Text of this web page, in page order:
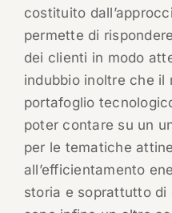
costituito
permette di
dei clienti in modo
indubbio inoltre che il
portafoglio
poter contare su un
per le tematiche
all’efficientamento
storia e soprattutto di